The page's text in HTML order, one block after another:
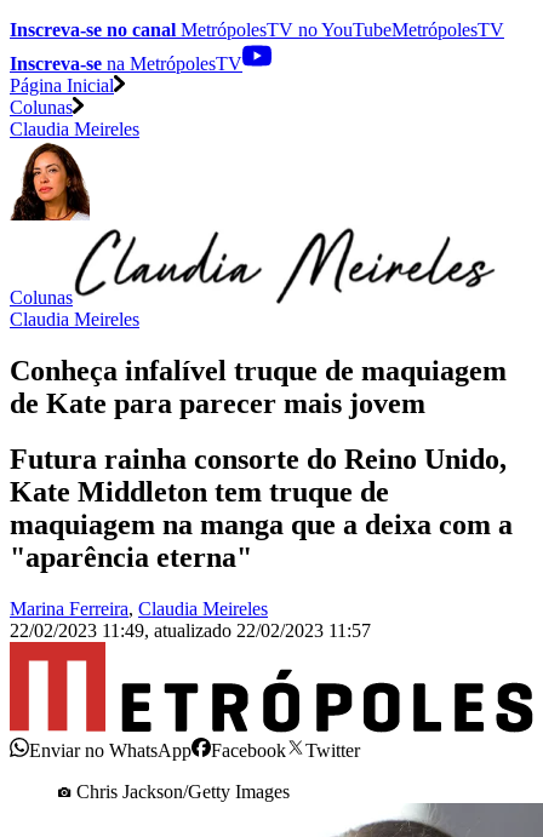
Inscreva-se no canal MetrópolesTV noYouTubeMetrópolesTV
Inscreva-se na MetrópolesTV
Página Inicial
Colunas
Claudia Meireles
Colunas
Claudia Meireles
Conheça infalível truque de maquiagem
de Kate para parecer mais jovem
Futura rainha consorte do Reino Unido,
Kate Middleton tem truque de
maquiagem na manga que a deixa com a
"aparência eterna"
Marina Ferreira, Claudia Meireles
22/02/2023 11:49, atualizado 22/02/2023 11:57
Enviar no WhatsApp Facebook
Twitter
Chris Jackson/Getty Images